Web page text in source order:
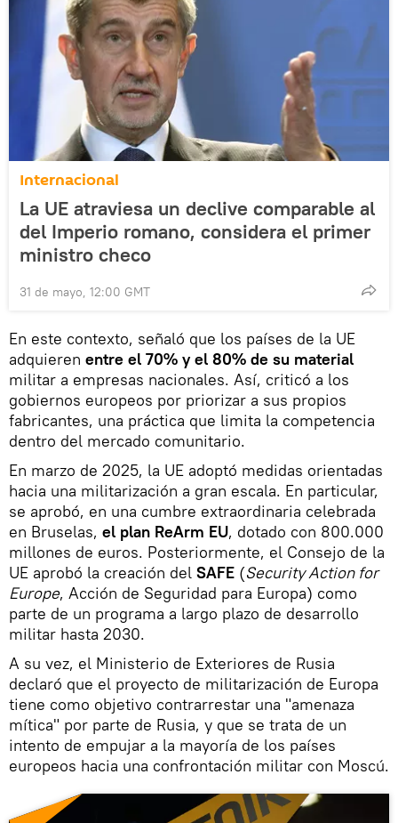
Internacional
La UE atraviesa un declive comparable al
del Imperio romano, considera el primer
ministro checo
31 de mayo, 12:00 GMT
En este contexto, señaló que los países de la UE
adquieren entre el 70% y el 80% de su material
militar a empresas nacionales. Así, criticó a los
gobiernos europeos por priorizar a sus propios
fabricantes, una práctica que limita la competencia
dentro del mercado comunitario.
En marzo de 2025, la UE adoptó medidas orientadas
hacia una militarización a gran escala. En particular,
se aprobó, en una cumbre extraordinaria celebrada
en Bruselas, el plan ReArm EU, dotado con 800.000
millones de euros. Posteriormente, el Consejo de la
UE aprobó la creación del SAFE (Security Action for
Europe, Acción de Seguridad para Europa) como
parte de un programa a largo plazo de desarrollo
militar hasta 2030.
A su vez, el Ministerio de Exteriores de Rusia
declaró que el proyecto de militarización de Europa
tiene como objetivo contrarrestar una "amenaza
mítica" por parte de Rusia, y que se trata de un
intento de empujar a la mayoría de los países
europeos hacia una confrontación militar con Moscú.